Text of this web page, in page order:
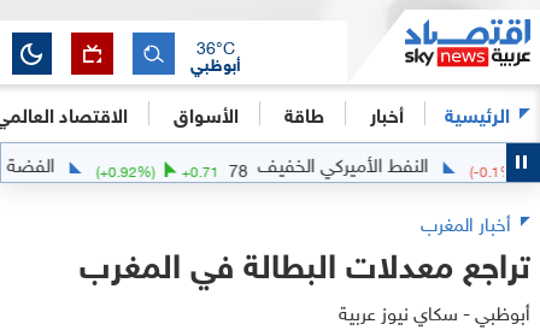
الرئيسية أخبار طاقة الأسواق الاقتصاد
أبوظبي
36°C
(- النفط الأميركي الخفيف 78
+0.71
(+0.92%) الفضة
أخبار المغرب
تراجع معدلات البطالة في المغرب
أبوظبي - سكاي نيوز عربية